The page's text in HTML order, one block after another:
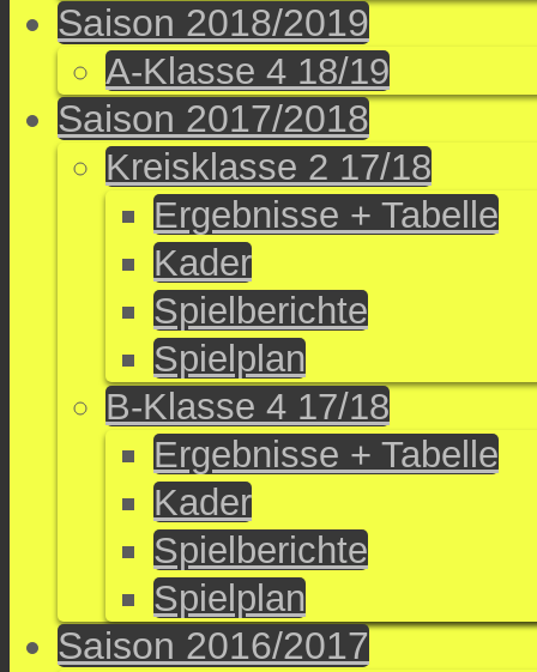
Saison 2018/2019
A-Klasse 4 18/19
Saison 2017/2018
Kreisklasse 2 17/18
Ergebnisse + Tabelle
Kader
Spielberichte
Spielplan
B-Klasse 4 17/18
Ergebnisse + Tabelle
Kader
Spielberichte
Spielplan
Saison 2016/2017